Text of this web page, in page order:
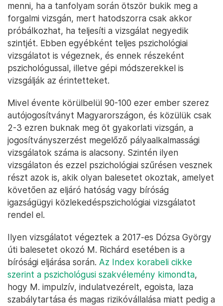
menni, ha a tanfolyam során ötször bukik meg a
forgalmi vizsgán, mert hatodszorra csak akkor
próbálkozhat, ha teljesíti a vizsgálat negyedik
szintjét. Ebben egyébként teljes pszichológiai
vizsgálatot is végeznek, és ennek részeként
pszichológussal, illetve gépi módszerekkel is
vizsgálják az érintetteket.
Mivel évente körülbelül 90-100 ezer ember szerez
autójogosítványt Magyarországon, és közülük csak
2-3 ezren buknak meg öt gyakorlati vizsgán, a
jogosítványszerzést megelőző pályaalkalmassági
vizsgálatok száma is alacsony. Szintén ilyen
vizsgálaton és ezzel pszichológiai szűrésen vesznek
részt azok is, akik olyan balesetet okoztak, amelyet
követően az eljáró hatóság vagy bíróság
igazságügyi közlekedéspszichológiai vizsgálatot
rendel el.
Ilyen vizsgálatot végeztek a 2017-es Dózsa György
úti balesetet okozó M. Richárd esetében is a
bírósági eljárása során. Az Index korabeli cikke
szerint a pszichológusi szakvélemény kimondta,
hogy M. impulzív, indulatvezérelt, egoista, laza
szabálytartása és magas rizikóvállalása miatt pedig a